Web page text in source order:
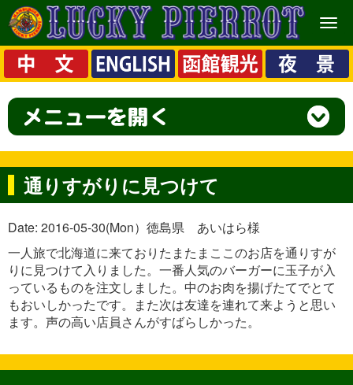
メ
ニ
ュ
ー
通りすがりに見つけて
Date: 2016-05-30(Mon）徳島県 あいはら様
一人旅で北海道に来ておりたまたまここのお店を通りすが
りに見つけて入りました。一番人気のバーガーに玉子が入
っているものを注文しました。中のお肉を揚げたてでとて
もおいしかったです。また次は友達を連れて来ようと思い
ます。声の高い店員さんがすばらしかった。